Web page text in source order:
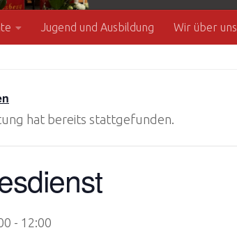
Jugend und Ausbildung Wir über uns
hat bereits stattgefunden.
- 12:00